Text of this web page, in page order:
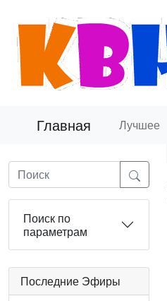
Главная Лучшее
Поиск по
параметрам
Последние Эфиры